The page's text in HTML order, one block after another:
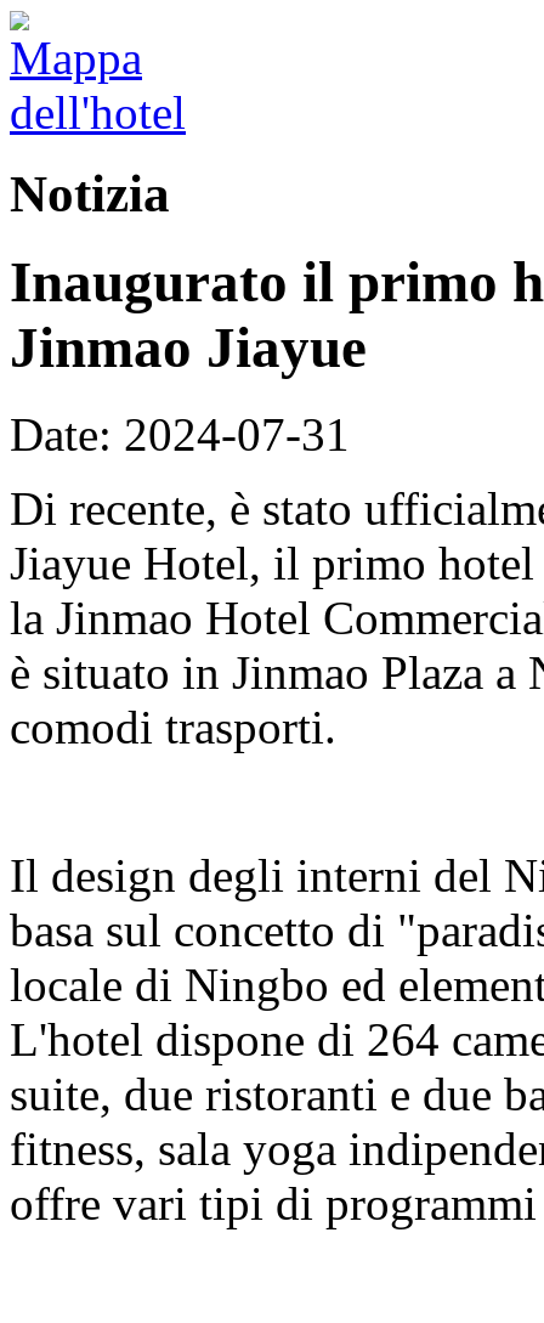
Notizia
Inaugurato il primo
Jinmao Jiayue
Date: 2024-07-31
Di recente, è stato
Jiayue Hotel, il primo
la Jinmao Hotel
è situato in Jinmao Plaza
comodi trasporti.
Il design degli interni del
basa sul concetto di
locale di Ningbo ed
L'hotel dispone di 264
suite, due ristoranti e due
fitness, sala yoga
offre vari tipi di